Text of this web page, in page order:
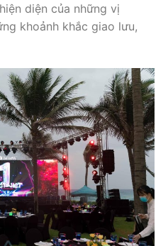
diện của những vị
khoảnh khắc giao lưu,